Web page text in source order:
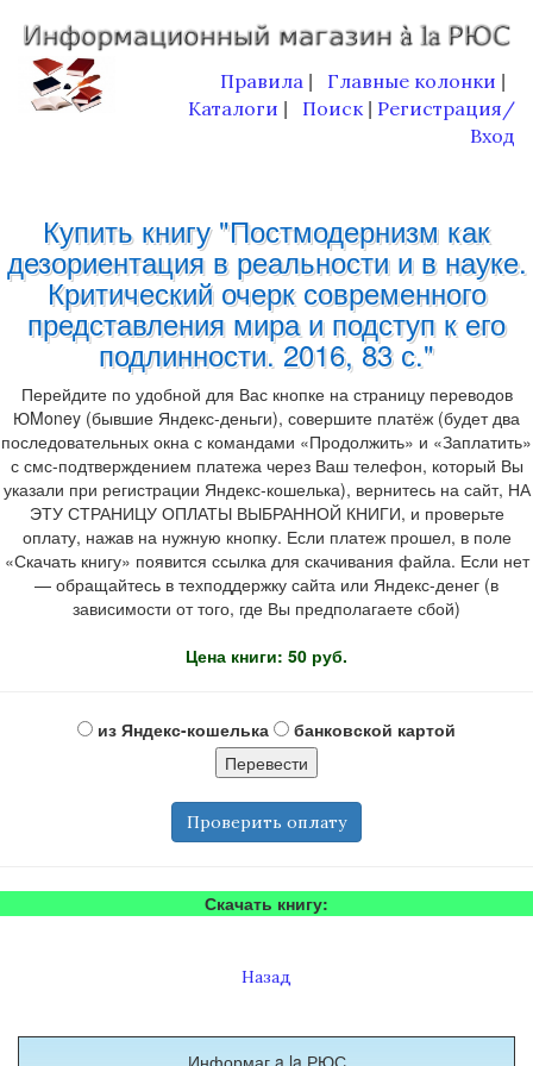
Правила Главные колонки
Каталоги Поиск
Регистрация/
Вход
Купить книгу "Постмодернизм как
дезориентация в реальности и в науке.
Критический очерк современного
представления мира и подступ к его
подлинности. 2016, 83 с."
Перейдите по удобной для Вас кнопке на страницу переводов
ЮMoney (бывшие Яндекс-деньги), совершите платёж (будет два
последовательных окна с командами «Продолжить» и «Заплатить»
с смс-подтверждением платежа через Ваш телефон, который Вы
указали при регистрации Яндекс-кошелька), вернитесь на сайт, НА
ЭТУ СТРАНИЦУ ОПЛАТЫ ВЫБРАННОЙ КНИГИ, и проверьте
оплату, нажав на нужную кнопку. Если платеж прошел, в поле
«Скачать книгу» появится ссылка для скачивания файла. Если нет
— обращайтесь в техподдержку сайта или Яндекс-денег (в
зависимости от того, где Вы предполагаете сбой)
Цена книги: 50 руб.
из Яндекс-кошелька банковской картой
Проверить оплату
Скачать книгу:
Назад
Информаг a la РЮС